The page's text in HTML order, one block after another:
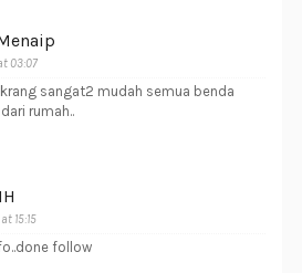
03:07
sangat2 mudah semua benda
rumah..
15:15
follow